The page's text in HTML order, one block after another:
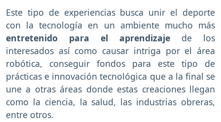
Este tipo de experiencias busca unir el deporte
con la tecnología en un ambiente mucho más
entretenido para el aprendizaje de los
interesados así como causar intriga por el área
robótica, conseguir fondos para este tipo de
prácticas e innovación tecnológica que a la final se
une a otras áreas donde estas creaciones llegan
como la ciencia, la salud, las industrias obreras,
entre otros.